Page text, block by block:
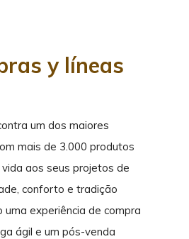
y líneas
um dos maiores
mais de 3.000 produtos
aos seus projetos de
conforto e tradição
experiência de compra
ágil e um pós-venda